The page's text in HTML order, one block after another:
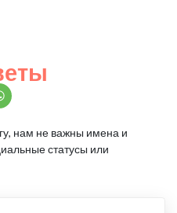
нам не важны имена и
статусы или